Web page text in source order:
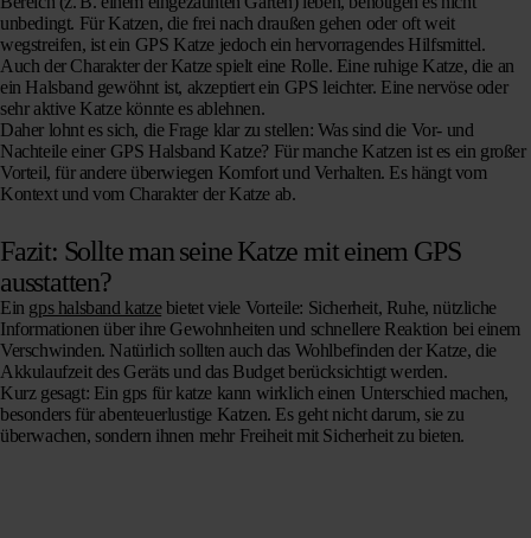
unbedingt. Für Katzen, die frei nach draußen gehen oder oft weit
wegstreifen, ist ein GPS Katze jedoch ein hervorragendes Hilfsmittel.
Auch der Charakter der Katze spielt eine Rolle. Eine ruhige Katze, die an
ein Halsband gewöhnt ist, akzeptiert ein GPS leichter. Eine nervöse oder
sehr aktive Katze könnte es ablehnen.
Daher lohnt es sich, die Frage klar zu stellen: Was sind die Vor- und
Nachteile einer GPS Halsband Katze? Für manche Katzen ist es ein großer
Vorteil, für andere überwiegen Komfort und Verhalten. Es hängt vom
Kontext und vom Charakter der Katze ab.
Fazit: Sollte man seine Katze mit einem GPS
ausstatten?
Ein gps halsband katzebietet viele Vorteile: Sicherheit, Ruhe, nützliche
Informationen über ihre Gewohnheiten und schnellere Reaktion bei einem
Verschwinden. Natürlich sollten auch das Wohlbefinden der Katze, die
Akkulaufzeit des Geräts und das Budget berücksichtigt werden.
Kurz gesagt: Ein gps für katze kann wirklich einen Unterschied machen,
besonders für abenteuerlustige Katzen. Es geht nicht darum, sie zu
überwachen, sondern ihnen mehr Freiheit mit Sicherheit zu bieten.